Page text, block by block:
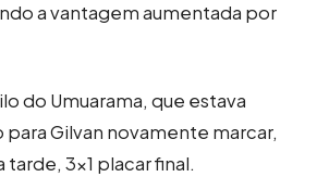
a vantagem aumentada por
do Umuarama, que estava
Gilvan novamente marcar,
3×1 placar final.